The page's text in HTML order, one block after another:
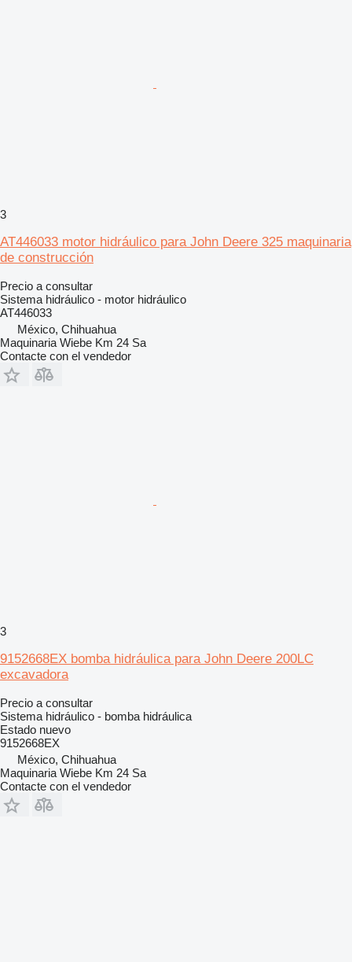
3
AT446033 motor hidráulico para John Deere 325 maquinaria
de construcción
Precio a consultar
Sistema hidráulico - motor hidráulico
AT446033
México, Chihuahua
Maquinaria Wiebe Km 24 Sa
Contacte con el vendedor
3
9152668EX bomba hidráulica para John Deere 200LC
excavadora
Precio a consultar
Sistema hidráulico - bomba hidráulica
Estado nuevo
9152668EX
México, Chihuahua
Maquinaria Wiebe Km 24 Sa
Contacte con el vendedor